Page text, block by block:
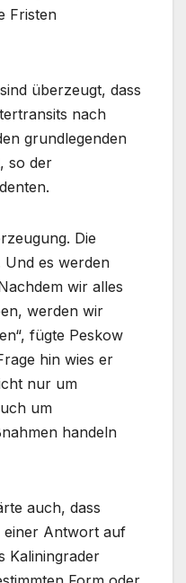
Fristen
überzeugt, dass
nach
grundlegenden
so der
Die
Und es werden
wir alles
werden wir
fügte Peskow
hin wies er
nur um
um
handeln
auch, dass
einer Antwort auf
Kaliningrader